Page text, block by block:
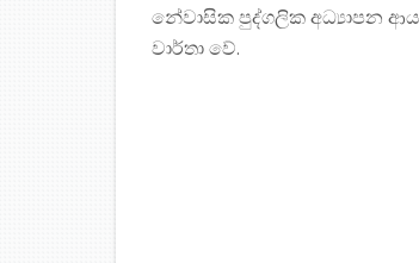
නේවාසික පුද්ගලික අධ්‍යාපන
වාර්තා වේ.